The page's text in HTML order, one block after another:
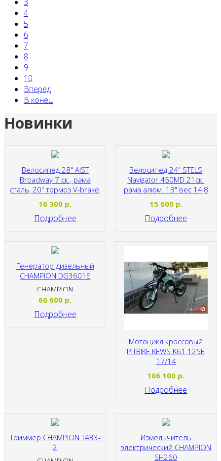
4
5
6
7
8
9
10
Вперёд
В конец
Новинки
Велосипед 28" AIST
Broadway 7 ск., рама
сталь, 20" тормоз V-brake,
17.4кг
AIST
16 300 р.
Подробнее
Велосипед 24" STELS
Navigator 450MD 21ск.
рама алюм. 13" вес 14,8
кг
STELS
15 600р.
Подробнее
Генератор дизельный
CHAMPION DG3601E
CHAMPION
66 600 р.
Подробнее
Мотоцикл кроссовый
PITBIKE KEWS K61 125E
17/14
MOTOLAND
106 100 р.
Подробнее
Триммер CHAMPION T433-
2
Измельчитель
электрический CHAMPION
SH260